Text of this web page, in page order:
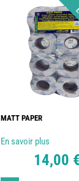
MATT PAPER
En savoir plus
14,00